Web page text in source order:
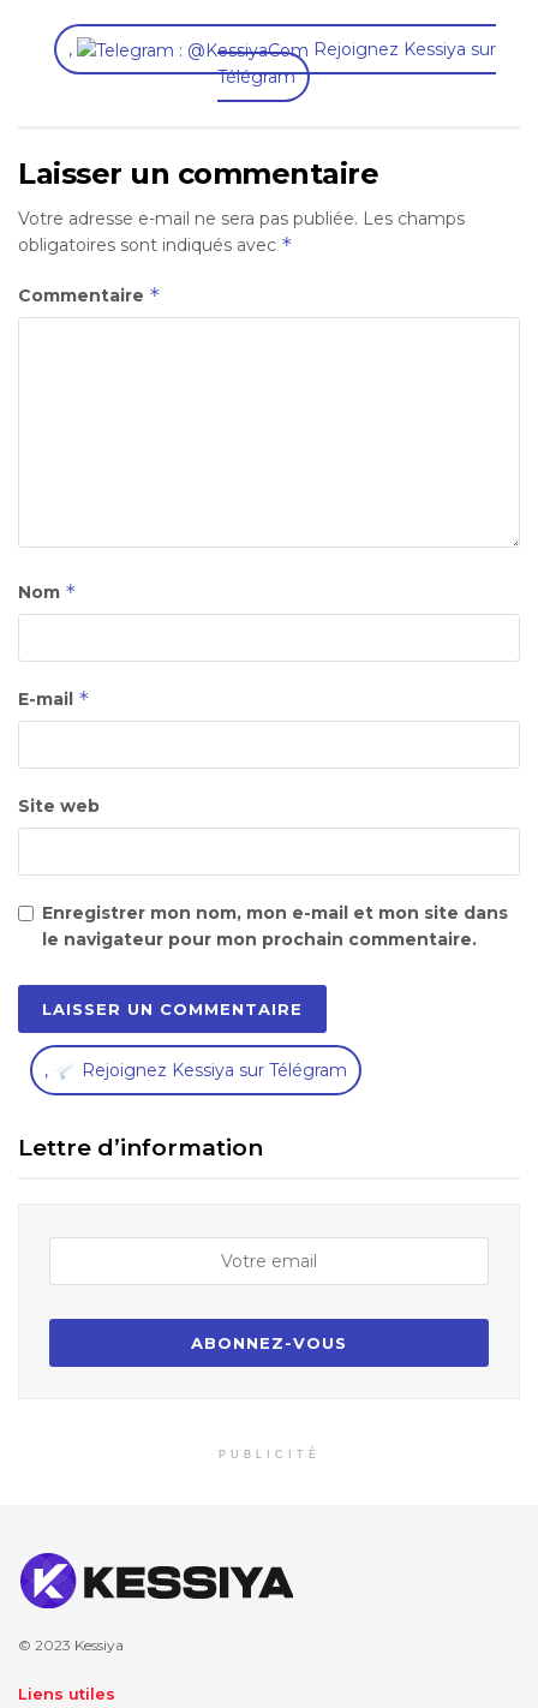
,
Rejoignez Kessiya sur
Télégram
Laisser un commentaire
Votre adresse e-mail ne sera pas publiée. Les champs
obligatoires sont indiqués avec *
Commentaire *
Nom *
E-mail *
Site web
Enregistrer mon nom, mon e-mail et mon site dans
le navigateur pour mon prochain commentaire.
, Rejoignez Kessiya sur Télégram
Lettre d’information
PUBLICITÉ
© 2023 Kessiya
Liens utiles